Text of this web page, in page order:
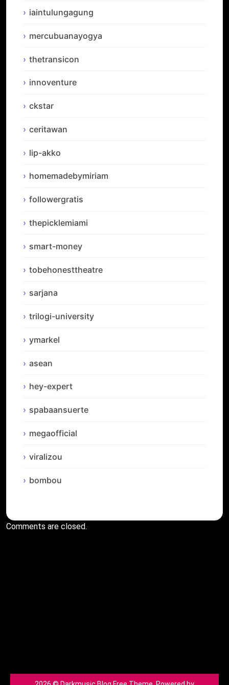
iaintulungagung
mercubuanayogya
thetransicon
innoventure
ckstar
ceritawan
lip-akko
homemadebymiriam
followergratis
thepicklemiami
smart-money
tobehonesttheatre
sarjana
trilogi-university
ymarkel
asean
hey-expert
spabaansuerte
megaofficial
viralizou
bombou
Comments are closed.